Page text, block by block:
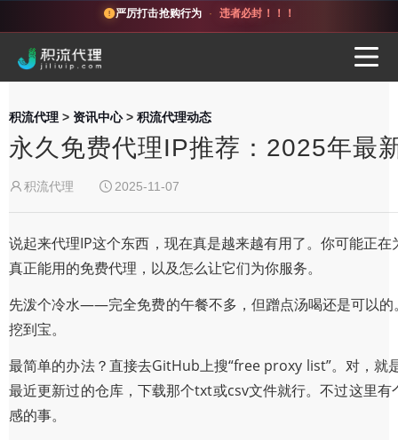
严厉打击抢购行为 · 违者必封！！！
积流代理 > 资讯中心> 积流代理动态
永久免费代理IP推荐：2025年最
积流代理 2025-11-07
说起来代理IP这个东西，现在真是越来越有用了。你可能正
真正能用的免费代理，以及怎么让它们为你服务。
先泼个冷水——完全免费的午餐不多，但蹭点汤喝还是可以的
挖到宝。
最简单的办法？直接去GitHub上搜“free proxy list”。对，就
最近更新过的仓库，下载那个txt或csv文件就行。不过这里
感的事。